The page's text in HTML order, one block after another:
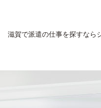
滋賀で派遣の仕事を探すなら